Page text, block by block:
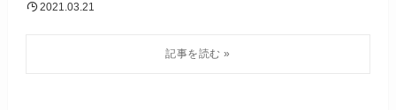
2021.03.21